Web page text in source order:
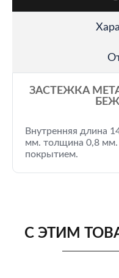
ЗАСТЕЖКА
Внутренняя длина
мм. толщина 0,8
покрытием.
С ЭТИМ